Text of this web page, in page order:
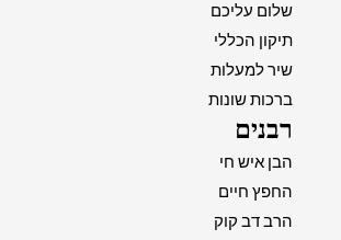
שלום עליכם
תיקון הכללי
שיר למעלות
ברכות שונות
רבנים
הבן איש חי
החפץ חיים
הרב דב קוק